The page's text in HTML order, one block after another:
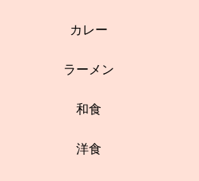
カレー
ラーメン
和食
洋食